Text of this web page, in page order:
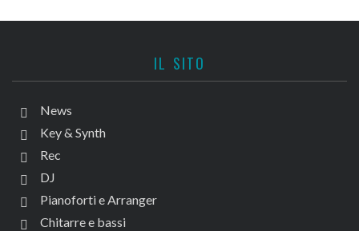
IL SITO
News
Key & Synth
Rec
DJ
Pianoforti e Arranger
Chitarre e bassi